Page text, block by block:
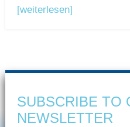
[weiterlesen]
SUBSCRIBE TO
NEWSLETTER